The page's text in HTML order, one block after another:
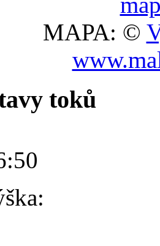
MAPA: ©
toků